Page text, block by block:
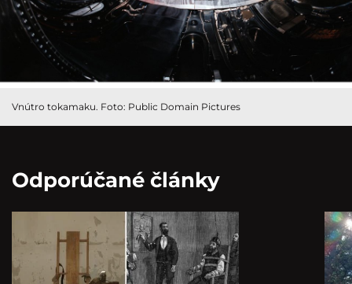
Vnútro tokamaku. Foto: Public Domain Pictures
Odporúčané články